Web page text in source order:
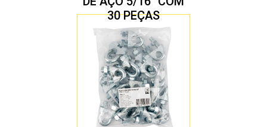
30 PEÇAS